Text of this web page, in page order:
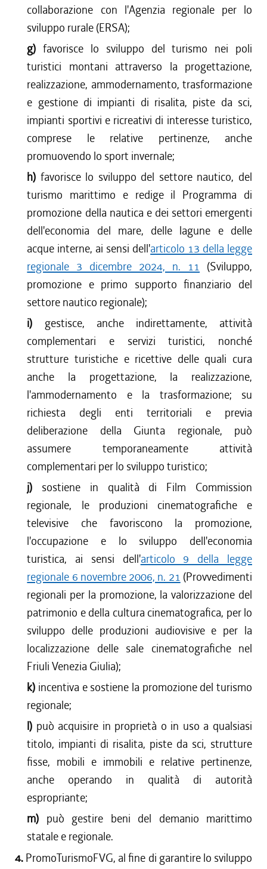
collaborazione con l'Agenzia regionale per lo
sviluppo rurale (ERSA);
g)favorisce lo sviluppo del turismo nei poli
turistici montani attraverso la progettazione,
realizzazione, ammodernamento, trasformazione
e gestione di impianti di risalita, piste da sci,
impianti sportivi e ricreativi di interesse turistico,
comprese le relative pertinenze, anche
promuovendo lo sport invernale;
h) favorisce lo sviluppo del settore nautico, del
turismo marittimo e redige il Programma di
promozione della nautica e dei settori emergenti
dell'economia del mare, delle lagune e delle
acque interne, ai sensi dell'articolo 13 della legge
regionale 3 dicembre 2024, n. 11 (Sviluppo,
promozione e primo supporto finanziario del
settore nautico regionale);
i) gestisce, anche indirettamente, attività
complementari e servizi turistici, nonché
strutture turistiche e ricettive delle quali cura
anche la progettazione, la realizzazione,
l'ammodernamento e la trasformazione; su
richiesta degli enti territoriali e previa
deliberazione della Giunta regionale, può
assumere temporaneamente attività
complementari per lo sviluppo turistico;
j) sostiene in qualità di Film Commission
regionale, le produzioni cinematografiche e
televisive che favoriscono la promozione,
l'occupazione e lo sviluppo dell'economia
turistica, ai sensi dell'articolo 9 della legge
regionale 6 novembre 2006, n. 21 (Provvedimenti
regionali per la promozione, la valorizzazione del
patrimonio e della cultura cinematografica, per lo
sviluppo delle produzioni audiovisive e per la
localizzazione delle sale cinematografiche nel
Friuli Venezia Giulia);
k) incentiva e sostiene la promozione del turismo
regionale;
l) può acquisire in proprietà o in uso a qualsiasi
titolo, impianti di risalita, piste da sci, strutture
fisse, mobili e immobili e relative pertinenze,
anche operando in qualità di autorità
espropriante;
m) può gestire beni del demanio marittimo
statale e regionale.
4. PromoTurismoFVG, al fine di garantire lo sviluppo